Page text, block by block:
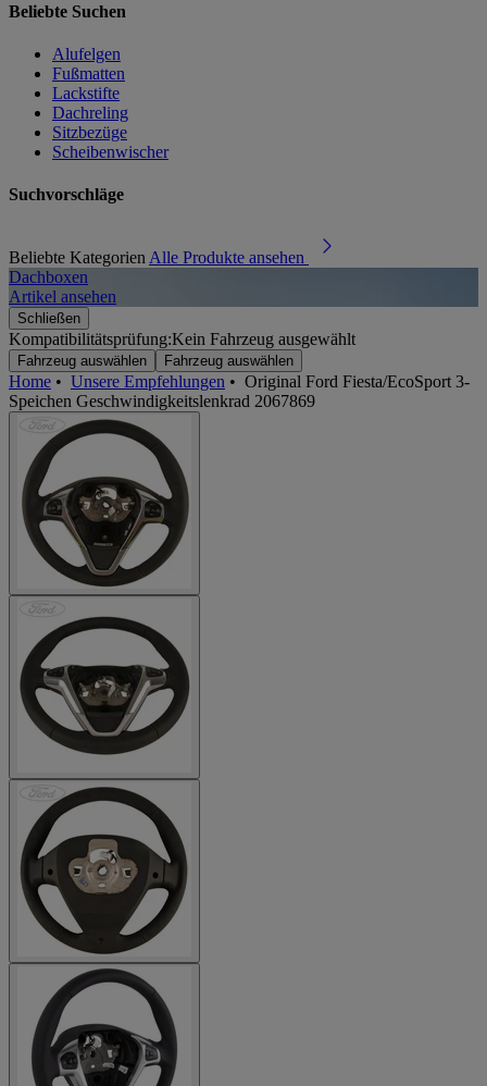
Beliebte Suchen
Alufelgen
Fußmatten
Lackstifte
Dachreling
Sitzbezüge
Scheibenwischer
Suchvorschläge
Beliebte Kategorien Alle Produkte ansehen
Dachboxen
Artikel ansehen
Schließen
Kompatibilitätsprüfung:Kein Fahrzeug ausgewählt
Fahrzeug auswählen Fahrzeug auswählen
Home • Unsere Empfehlungen • Original Ford Fiesta/EcoSport 3-
Speichen Geschwindigkeitslenkrad 2067869